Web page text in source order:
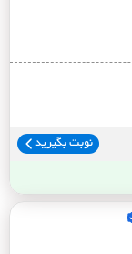
نوبت بگیرید